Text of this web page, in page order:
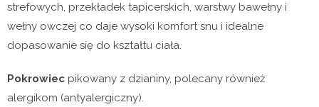
strefowych, przekładek tapicerskich, warstwy bawełny i
wełny owczej co daje wysoki komfort snu i idealne
dopasowanie się do kształtu ciała.
Pokrowiec pikowany z dzianiny, polecany również
alergikom (antyalergiczny).